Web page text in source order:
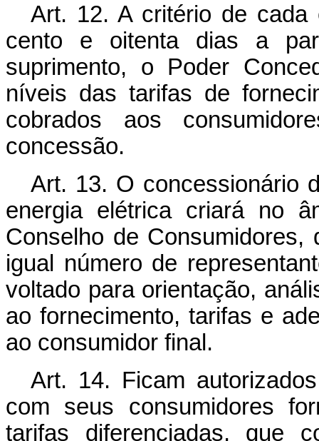
Art. 12. A critério de
cento e oitenta dias a
suprimento, o Poder
níveis das tarifas de
cobrados aos
concessão.
Art. 13. O concessionário
energia elétrica criará no
Conselho de
igual número de
voltado para orientação,
ao fornecimento, tarifas e
ao consumidor final.
Art. 14. Ficam
com seus consumidores
tarifas diferenciadas, que